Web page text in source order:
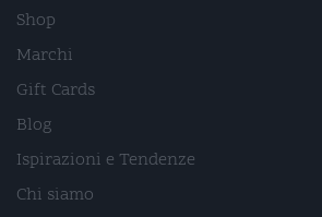
Shop
Marchi
Gift Cards
Blog
Ispirazioni e Tendenze
Chi siamo